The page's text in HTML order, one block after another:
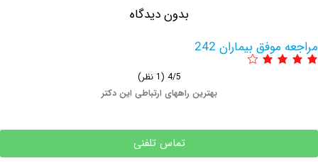
بدون دیدگاه
بیماران 242
بهترین راههای ارتباطی این دکتر
تماس تلفنی